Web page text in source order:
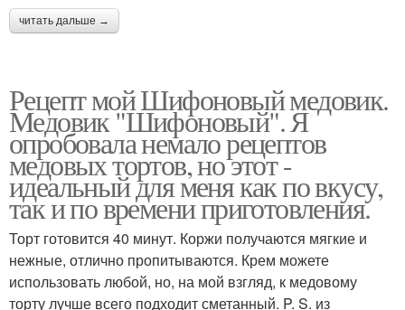
читать дальше →
Рецепт мой Шифоновый медовик.
Медовик "Шифоновый". Я
опробовала немало рецептов
медовых тортов, но этот -
идеальный для меня как по вкусу,
так и по времени приготовления.
Торт готовится 40 минут. Коржи получаются мягкие и
нежные, отлично пропитываются. Крем можете
использовать любой, но, на мой взгляд, к медовому
торту лучше всего подходит сметанный. P. S. из